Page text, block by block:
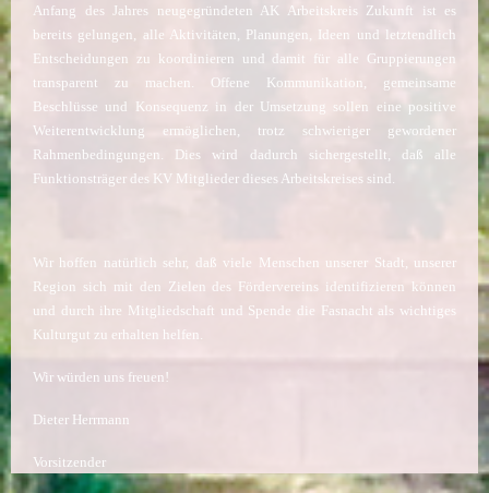
Anfang des Jahres neugegründeten AK Arbeitskreis Zukunft ist es
bereits gelungen, alle Aktivitäten, Planungen, Ideen und letztendlich
Entscheidungen zu koordinieren und damit für alle Gruppierungen
transparent zu machen. Offene Kommunikation, gemeinsame
Beschlüsse und Konsequenz in der Umsetzung sollen eine positive
Weiterentwicklung ermöglichen, trotz schwieriger gewordener
Rahmenbedingungen. Dies wird dadurch sichergestellt, daß alle
Funktionsträger des KV Mitglieder dieses Arbeitskreises sind.
Wir hoffen natürlich sehr, daß viele Menschen unserer Stadt, unserer
Region sich mit den Zielen des Fördervereins identifizieren können
und durch ihre Mitgliedschaft und Spende die Fasnacht als wichtiges
Kulturgut zu erhalten helfen.
Wir würden uns freuen!
Dieter Herrmann
Vorsitzender